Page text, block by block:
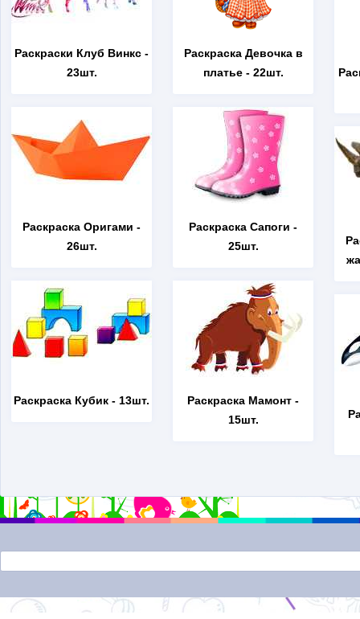
Раскраски Клуб Винкс -
23шт.
Раскраска Оригами -
26шт.
Раскраска Кубик - 13шт.
Раскраска Девочка в
платье- 22шт.
Раскраска Сапоги -
25шт.
Раскраска Мамонт -
15шт.